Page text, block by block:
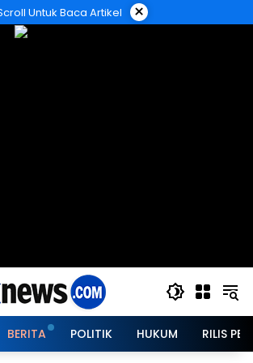
Untuk Baca Artikel ×
BERITA POLITIK HUKUM RILIS